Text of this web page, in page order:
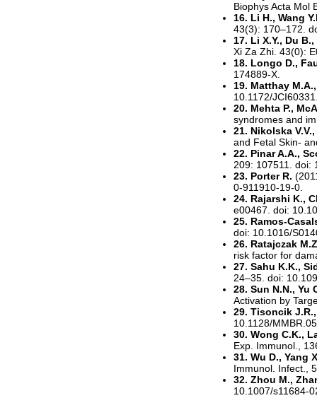
Biophys Acta Mol
16. Li H., Wang
43(3): 170–172.
17. Li X.Y., Du
Xi Za Zhi. 43(0):
18. Longo D.,
174889-X.
19. Matthay
10.1172/
20. Mehta P.,
syndromes and
21. Nikolska
and Fetal Skin-
22. Pinar A.A.,
209: 107511. doi:
23. Porter R.
0-911910-19-0.
24. Rajarshi K.,
e00467. doi:
25. Ramos-
doi: 10.1016/
26. Ratajczak
risk factor for
27. Sahu K.K.,
24–35. doi:
28. Sun N.N., Yu
Activation by
29. Tisoncik
10.1128/
30. Wong C.K.,
Exp. Immunol.,
31. Wu D., Yang
Immunol. Infect.,
32. Zhou M.,
10.1007/s11684-